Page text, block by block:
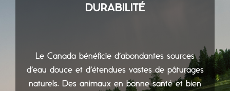
DURABILITÉ
Le Canada bénéficie d’abondantes sources
d’eau douce et d’étendues vastes de pâturages
naturels. Des animaux en bonne santé et bien